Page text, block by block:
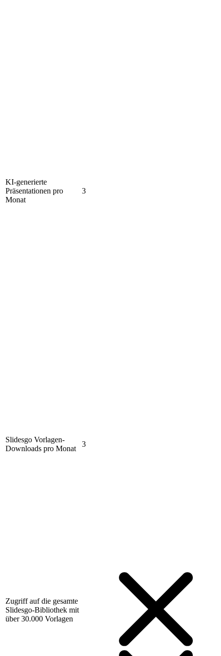
KI-generierte
Präsentationen pro
Monat
3
Slidesgo Vorlagen-
Downloads pro Monat
3
Zugriff auf die gesamte
Slidesgo-Bibliothek mit
über 30.000 Vorlagen